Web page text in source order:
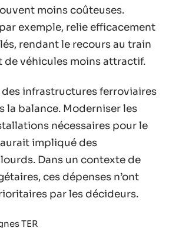
moins coûteuses.
exemple, relie efficacement
rendant le recours au train
de véhicules moins attractif.
infrastructures ferroviaires
la balance. Moderniser les
nécessaires pour le
impliqué des
Dans un contexte de
ces dépenses n’ont
par les décideurs.
TER